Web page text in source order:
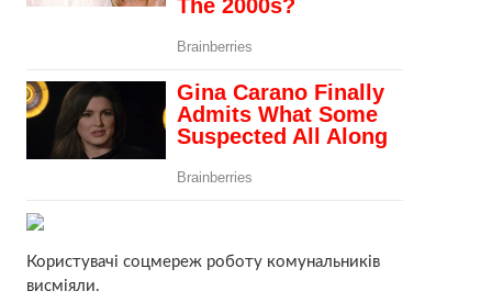
Користувачі соцмереж роботу комунальників
висміяли.